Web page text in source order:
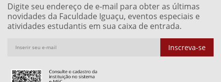
Digite seu endereço de e-mail para obter as últimas
novidades da Faculdade Iguaçu, eventos especiais e
atividades estudantis em sua caixa de entrada.
Inscreva-se